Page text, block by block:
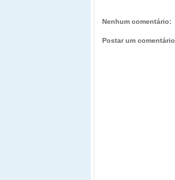
Nenhum comentário:
Postar um comentário